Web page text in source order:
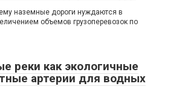
наземные дороги нуждаются в
объемов грузоперевозок по
реки как экологичные
артерии для водных